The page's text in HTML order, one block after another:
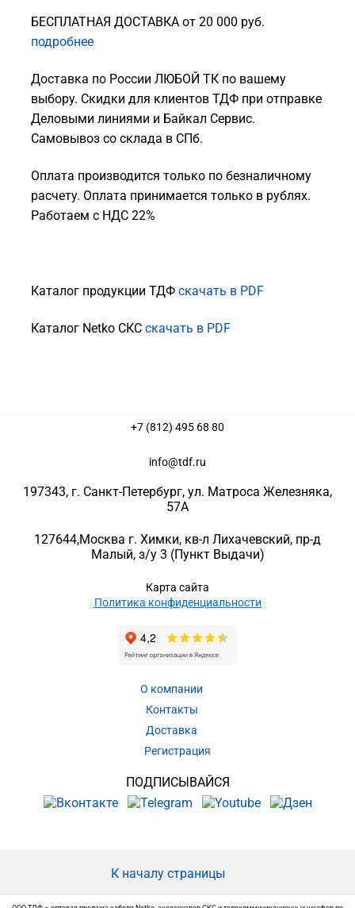
БЕСПЛАТНАЯ ДОСТАВКА от 20 000 руб.
подробнее
Доставка по России ЛЮБОЙ ТК по вашему
выбору. Скидки для клиентов ТДФ при отправке
Деловыми линиями и Байкал Сервис.
Самовывоз со склада в СПб.
Оплата производится только по безналичному
расчету. Оплата принимается только в рублях.
Работаем с НДС 22%
Каталог продукции ТДФ скачать в PDF
Каталог Netko СКС скачать в PDF
+7 (812) 495 68 80
info@tdf.ru
197343, г. Санкт-Петербург, ул. Матроса Железняка,
57A
127644,Москва г. Химки, кв-л Лихачевский, пр-д
Малый, з/у 3 (Пункт Выдачи)
Карта сайта
Политика конфиденциальности
О компании
Контакты
Доставка
Регистрация
ПОДПИСЫВАЙСЯ
К началу страницы